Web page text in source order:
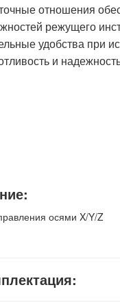
отношения
режущего
удобства при
и
осями X/Y/Z